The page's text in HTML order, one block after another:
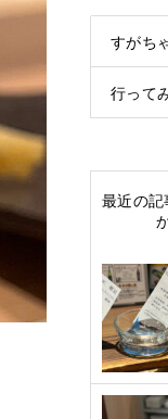
すがち
行って
最近の記